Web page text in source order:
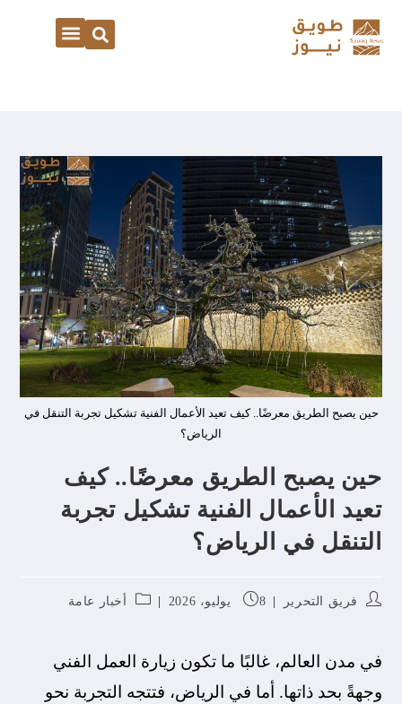
حين يصبح الطريق معرضًا.. كيف تعيد الأعمال الفنية تشكيل تجربة التنقل في
الرياض؟
حين يصبح الطريق معرضًا.. كيف
تعيد الأعمال الفنية تشكيل تجربة
التنقل في الرياض؟
فريق التحرير 8 يوليو، 2026 أخبار عامة
في مدن العالم، غالبًا ما تكون زيارة العمل الفني
وجهةً بحد ذاتها. أما في الرياض، فتتجه التجربة نحو